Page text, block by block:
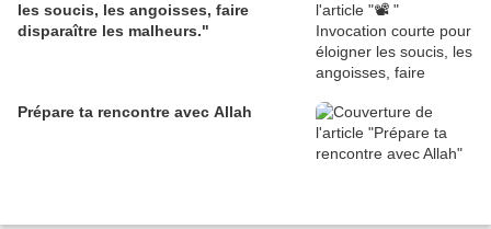
les soucis, les angoisses, faire
disparaître les malheurs."
Prépare ta rencontre avec Allah